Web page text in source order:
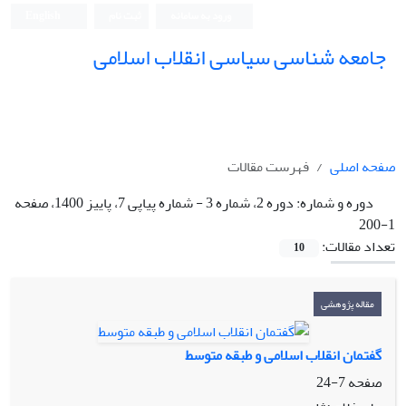
جامعه شناسی سیاسی انقلاب اسلامی
صفحه اصلی
فهرست مقالات
دوره و شماره:
دوره 2، شماره 3 - شماره پیاپی 7، پاییز 1400، صفحه
1-200
تعداد مقالات:
10
مقاله پژوهشی
گفتمان انقلاب اسلامی و طبقه متوسط
صفحه7-24